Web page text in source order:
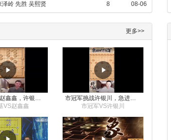
岭 先胜 吴熙贤 8 08-06
更多>>
VS赵鑫鑫
市冠军VS许银川